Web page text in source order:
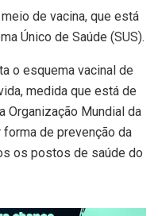
de vacina, que está
Único de Saúde (SUS).
o esquema vacinal de
medida que está de
Organização Mundial da
forma de prevenção da
os postos de saúde do